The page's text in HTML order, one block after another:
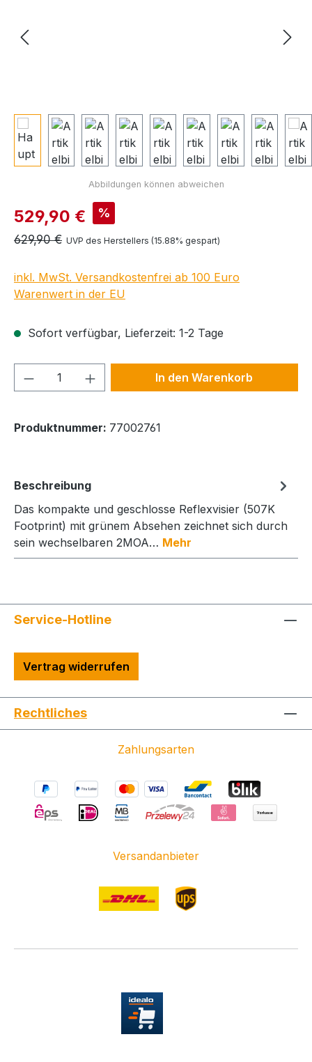
Verkaufspreis:
529,90 € %
Regulärer Preis:
629,90 € UVP des Herstellers (15.88% gespart)
inkl. MwSt. Versandkostenfrei ab 100 Euro
Warenwert in der EU
Sofort verfügbar, Lieferzeit: 1-2 Tage
Produkt Anzahl: Gib denIn den Warenkorb
Produktnummer: 77002761
Beschreibung
Das kompakte und geschlosse Reflexvisier (507K
Footprint) mit grünem Absehen zeichnet sich durch
sein wechselbaren 2MOA… Mehr
Service-Hotline
Vertrag widerrufen
Rechtliches
Zahlungsarten
Versandanbieter